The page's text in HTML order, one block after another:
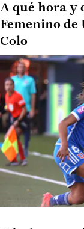
A qué hora y
Femenino de
Colo